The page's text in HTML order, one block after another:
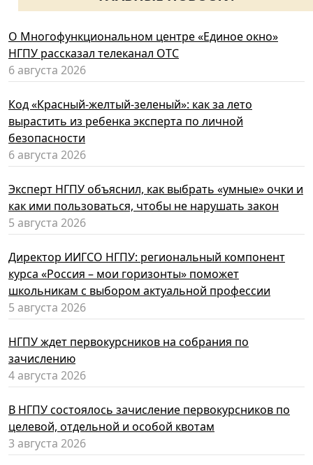
О Многофункциональном центре «Единое окно»
НГПУ рассказал телеканал ОТС
6 августа 2026
Код «Красный-желтый-зеленый»: как за лето
вырастить из ребенка эксперта по личной
безопасности
6 августа 2026
Эксперт НГПУ объяснил, как выбрать «умные» очки и
как ими пользоваться, чтобы не нарушать закон
5 августа 2026
Директор ИИГСО НГПУ: региональный компонент
курса «Россия – мои горизонты» поможет
школьникам с выбором актуальной профессии
5 августа 2026
НГПУ ждет первокурсников на собрания по
зачислению
4 августа 2026
В НГПУ состоялось зачисление первокурсников по
целевой, отдельной и особой квотам
3 августа 2026